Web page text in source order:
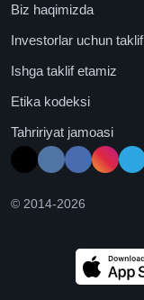
Biz haqimizda
Investorlar uchun taklif
Ishga taklif etamiz
Etika kodeksi
Tahririyat jamoasi
© 2014-2026